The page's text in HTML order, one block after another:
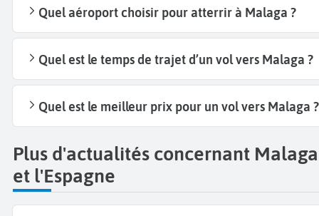
Quel aéroport choisir pour atterrir à Malaga ?
Quel est le temps de trajet d’un vol vers Malaga ?
Quel est le meilleur prix pour un vol vers Malaga ?
Plus d'actualités concernant Malaga
et l'Espagne